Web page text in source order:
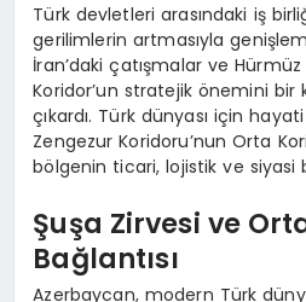
Türk devletleri arasındaki iş
gerilimlerin artmasıyla
İran’daki çatışmalar ve Hürmüz
Koridor’un stratejik önemini bir
çıkardı. Türk dünyası için
Zengezur Koridoru’nun Orta
bölgenin ticari, lojistik ve siyasi
Şuşa Zirvesi ve
Bağlantısı
Azerbaycan, modern Türk